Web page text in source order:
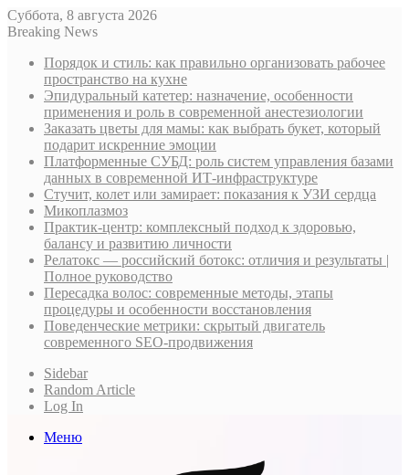
Суббота, 8 августа 2026
Breaking News
Порядок и стиль: как правильно организовать рабочее
пространство на кухне
Эпидуральный катетер: назначение, особенности
применения и роль в современной анестезиологии
Заказать цветы для мамы: как выбрать букет, который
подарит искренние эмоции
Платформенные СУБД: роль систем управления базами
данных в современной ИТ-инфраструктуре
Стучит, колет или замирает: показания к УЗИ сердца
Микоплазмоз
Практик-центр: комплексный подход к здоровью,
балансу и развитию личности
Релатокс — российский ботокс: отличия и результаты |
Полное руководство
Пересадка волос: современные методы, этапы
процедуры и особенности восстановления
Поведенческие метрики: скрытый двигатель
современного SEO-продвижения
Sidebar
Random Article
Log In
Меню